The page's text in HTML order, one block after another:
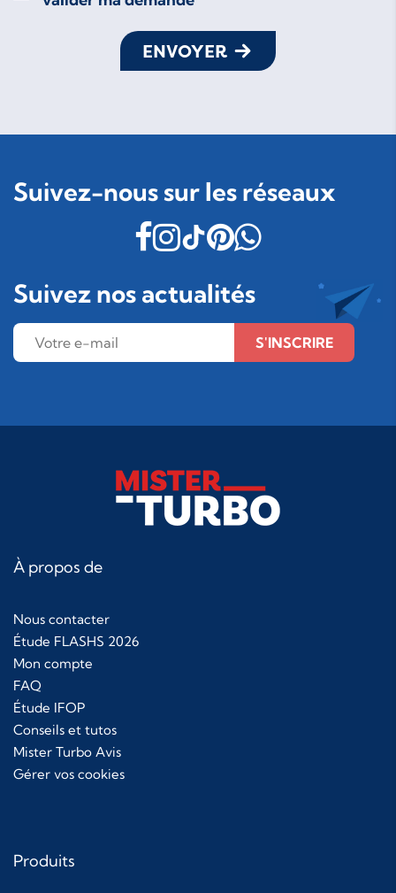
ENVOYER
Suivez-nous sur les réseaux
Suivez nos actualités
S'INSCRIRE
À propos de
Nous contacter
Étude FLASHS 2026
Mon compte
FAQ
Étude IFOP
Conseils et tutos
Mister Turbo Avis
Gérer vos cookies
Produits